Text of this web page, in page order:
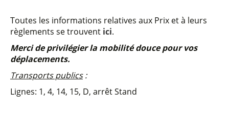
Toutes les informations relatives aux Prix et à leurs
règlements se trouvent ici.
Merci de privilégier la mobilité douce pour vos
déplacements.
Transports publics:
Lignes: 1, 4, 14, 15, D, arrêt Stand